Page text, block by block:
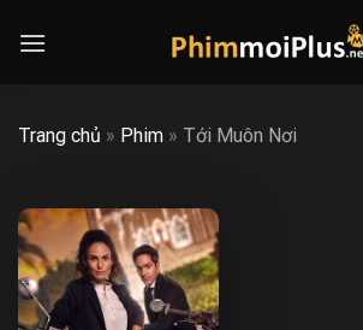
Trang chủ » Phim » Tới Muôn Nơi